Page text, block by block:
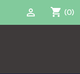
shopping_cart (0)
